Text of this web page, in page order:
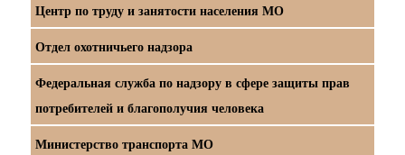
Центр по труду и занятости населения МО
Отдел охотничьего надзора
Федеральная служба по надзору в сфере защиты прав
потребителей и благополучия человека
Министерство транспорта МО